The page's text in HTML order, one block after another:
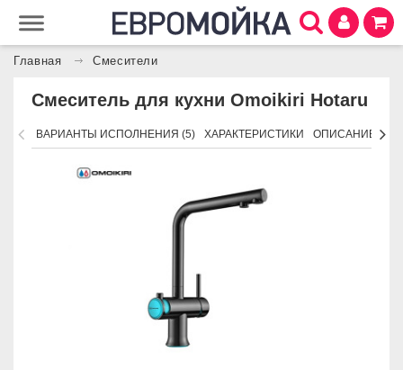
Главная Смесители
Смеситель для кухни Omoikiri Hotaru
ВАРИАНТЫ ИСПОЛНЕНИЯ (5) ХАРАКТЕРИСТИКИ ОПИСАНИЕ